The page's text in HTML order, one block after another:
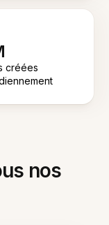
créées
nos